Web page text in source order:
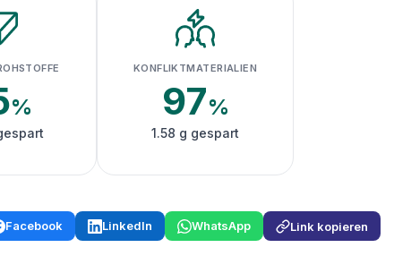
%
KONFLIKTMATERIALIEN
97%
1.58 g gespart
Facebook LinkedIn WhatsApp Link kopieren